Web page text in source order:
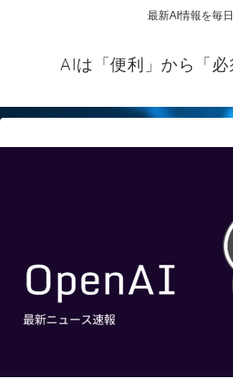
最新AI情報を毎
AIは「便利」から「